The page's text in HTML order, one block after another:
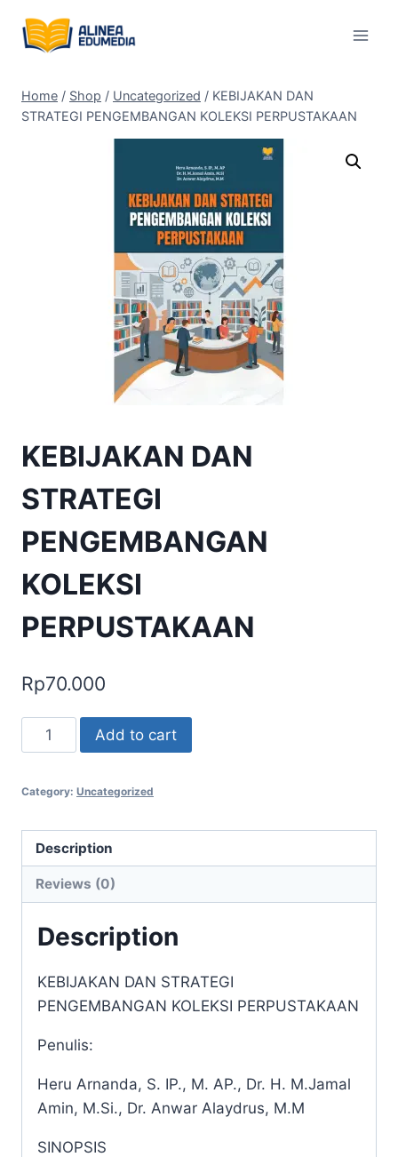
content
Home / Shop / Uncategorized / KEBIJAKAN DAN
STRATEGI PENGEMBANGAN KOLEKSI PERPUSTAKAAN
KEBIJAKAN DAN
STRATEGI
PENGEMBANGAN
KOLEKSI
PERPUSTAKAAN
Rp70.000
KEBIJAKAN
DAN
PENGEMBANGAN
PERPUSTAKAAN
quantity
Add to cart
Category: Uncategorized
Description
Reviews (0)
Description
KEBIJAKAN DAN STRATEGI
PENGEMBANGAN KOLEKSI PERPUSTAKAAN
Penulis:
Heru Arnanda, S. IP., M. AP., Dr. H. M.Jamal
Amin, M.Si., Dr. Anwar Alaydrus, M.M
SINOPSIS